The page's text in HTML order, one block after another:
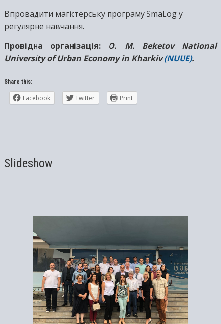
Впровадити магістерську програму SmaLog у
регулярне навчання.
Провідна організація: O. M. Beketov National
University of Urban Economy in Kharkiv(NUUE).
Share this:
Facebook Twitter Print
Slideshow